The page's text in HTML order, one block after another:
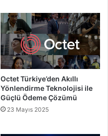
Octet Türkiye’den Akıllı
Yönlendirme Teknolojisi ile
Güçlü Ödeme Çözümü
23 Mayıs 2025